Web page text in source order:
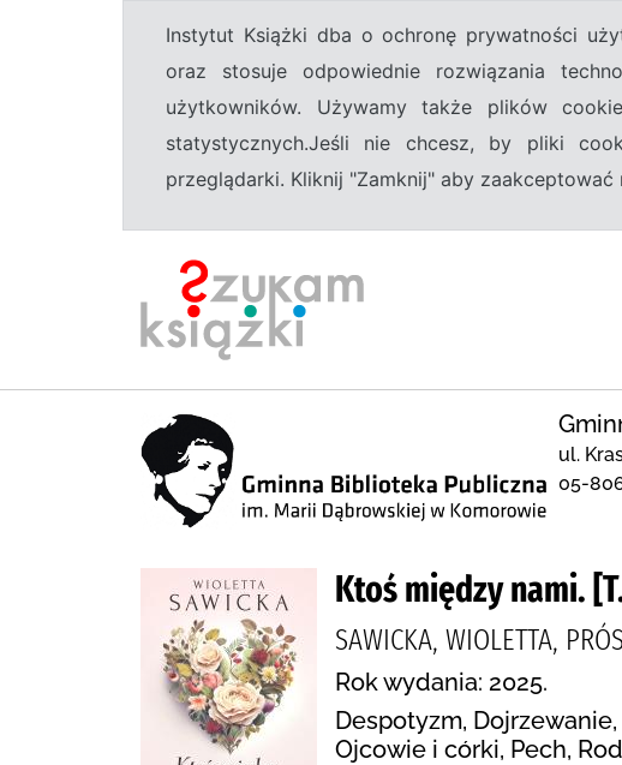
Instytut Książki dba o ochronę prywatności
oraz stosuje odpowiednie rozwiązania
użytkowników. Używamy także plików
statystycznych.Jeśli nie chcesz, by pliki
przeglądarki. Kliknij "Zamknij" aby
ul.
05-
Ktoś między nami.
SAWICKA, WIOLETTA,
Rok wydania: 2025.
Despotyzm,
Ojcowie i córki, Pech,